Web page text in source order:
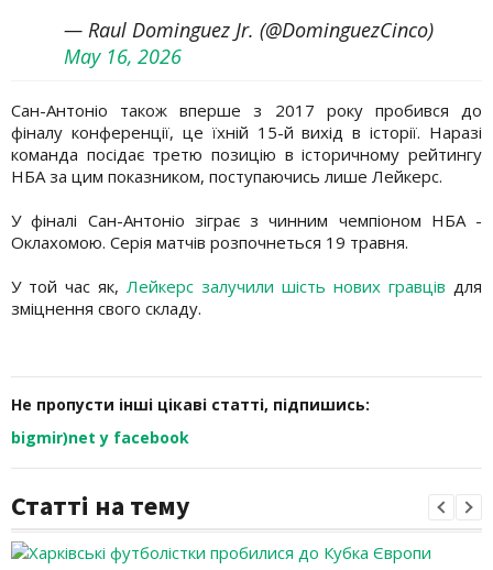
— Raul Dominguez Jr. (@DominguezCinco)
May 16, 2026
Сан-Антоніо також вперше з 2017 року пробився до
фіналу конференції, це їхній 15-й вихід в історії. Наразі
команда посідає третю позицію в історичному рейтингу
НБА за цим показником, поступаючись лише Лейкерс.
У фіналі Сан-Антоніо зіграє з чинним чемпіоном НБА -
Оклахомою. Серія матчів розпочнеться 19 травня.
У той час як, Лейкерс залучили шість нових гравців для
зміцнення свого складу.
Не пропусти інші цікаві статті, підпишись:
bigmir)net у facebook
Статті на тему